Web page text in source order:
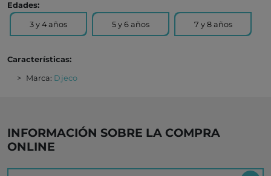
Edades:
3 y 4 años 5 y 6 años 7 y 8 años
Características:
Marca: Djeco
INFORMACIÓN SOBRE LA COMPRA
ONLINE